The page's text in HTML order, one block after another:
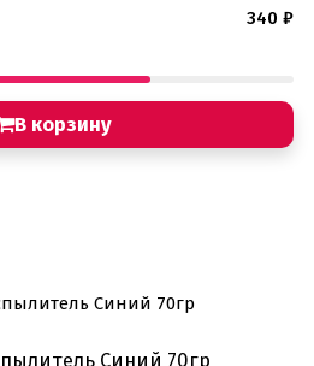
Глазурь для кондитеров
Шоколад для кондитеров
Электроника
340 ₽
В корзину
Синий 70гр